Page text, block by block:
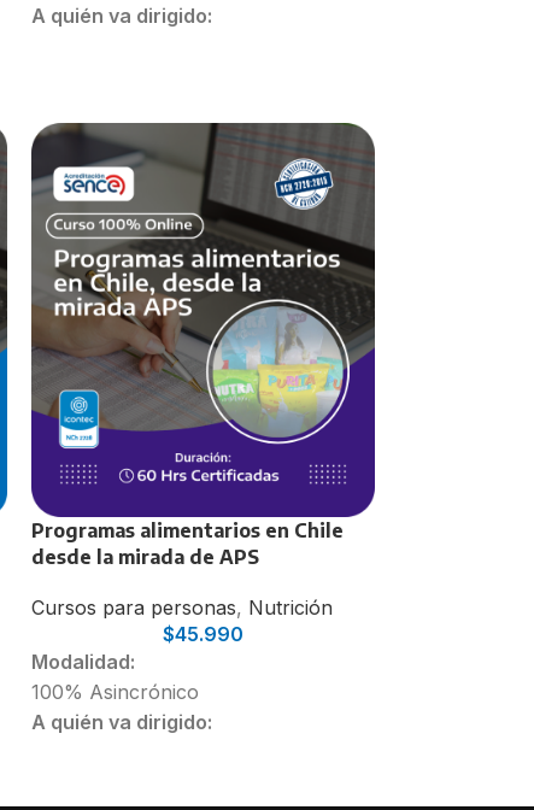
A quién va dirigido:
Estudiantes de último año de
Nutrición y Dietética.
Duración:
30 Horas
Programas alimentarios en Chile
desde la mirada de APS
Cursos para personas, Nutrición
$45.990
Modalidad:
100% Asincrónico
A quién va dirigido: